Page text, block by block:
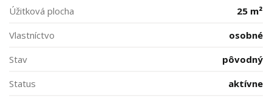
Úžitková plocha
25 m²
Vlastníctvo
osobné
Stav
pôvodný
Status
aktívne